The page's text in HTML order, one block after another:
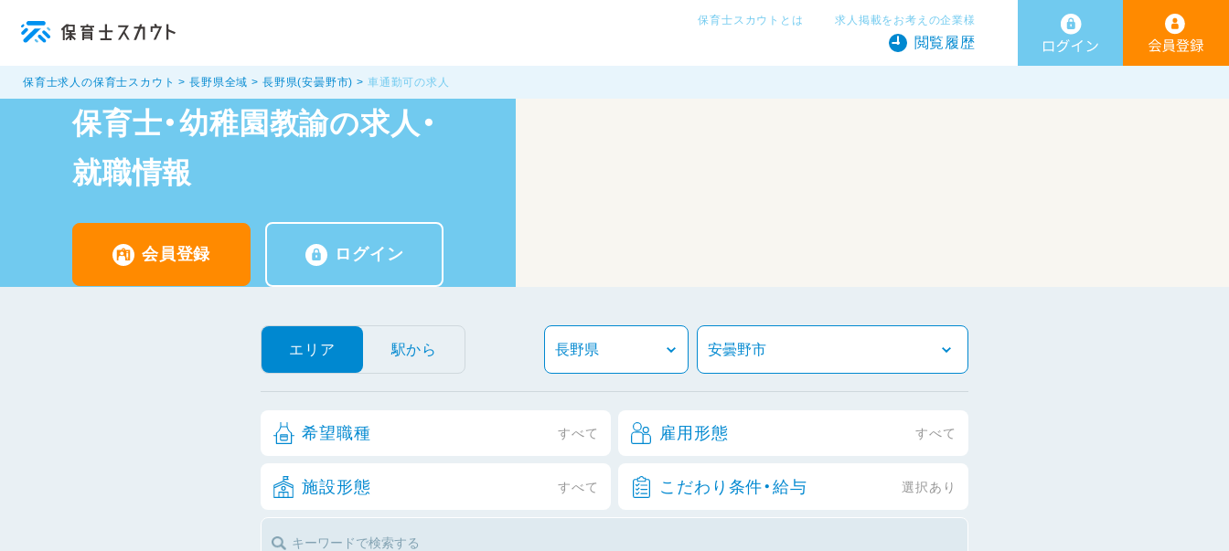
保育士スカウトとは 求人掲載をお考えの企業様
閲覧履歴
保育士求人の保育士スカウト 長野県全域 長野県(安曇野市) 車通勤可の求人
保育士・幼稚園教諭の求人・
就職情報
会員登録 ログイン
エリア 駅から
希望職種 すべて 雇用形態 すべて
施設形態 すべて こだわり条件・給与 選択あり